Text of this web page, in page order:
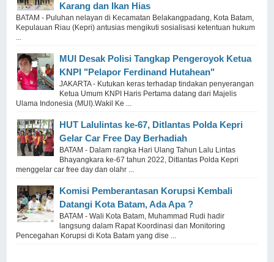
Karang dan Ikan Hias
BATAM - Puluhan nelayan di Kecamatan Belakangpadang, Kota Batam,
Kepulauan Riau (Kepri) antusias mengikuti sosialisasi ketentuan hukum
...
MUI Desak Polisi Tangkap Pengeroyok Ketua
KNPI "Pelapor Ferdinand Hutahean"
JAKARTA - Kutukan keras terhadap tindakan penyerangan
Ketua Umum KNPI Haris Pertama datang dari Majelis
Ulama Indonesia (MUI).Wakil Ke ...
HUT Lalulintas ke-67, Ditlantas Polda Kepri
Gelar Car Free Day Berhadiah
BATAM - Dalam rangka Hari Ulang Tahun Lalu Lintas
Bhayangkara ke-67 tahun 2022, Ditlantas Polda Kepri
menggelar car free day dan olahr ...
Komisi Pemberantasan Korupsi Kembali
Datangi Kota Batam, Ada Apa ?
BATAM - Wali Kota Batam, Muhammad Rudi hadir
langsung dalam Rapat Koordinasi dan Monitoring
Pencegahan Korupsi di Kota Batam yang dise ...